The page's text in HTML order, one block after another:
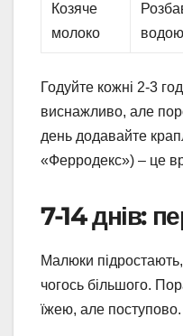
Козяче
молоко
Годуйте кожні 2-3
виснажливо, але
день додавайте
«Ферродекс») – це
7-14 днів:
Малюки підростають,
чогось більшого.
їжею, але поступово.